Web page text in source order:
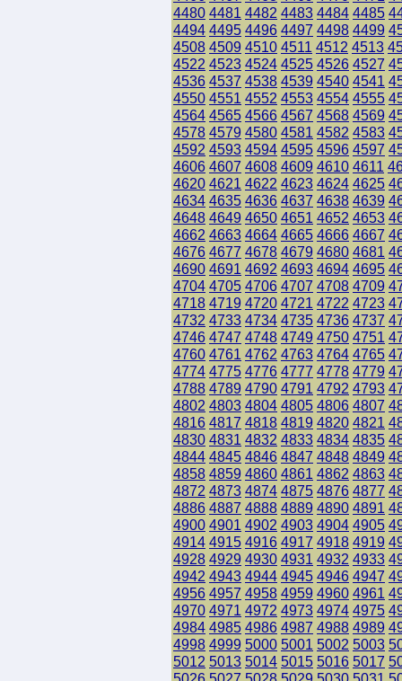
4480 4481 4482 4483 4484 4485
4494 4495 4496 4497 4498 4499
4508 4509 4510 4511 4512 4513
4522 4523 4524 4525 4526 4527
4536 4537 4538 4539 4540 4541
4550 4551 4552 4553 4554 4555
4564 4565 4566 4567 4568 4569
4578 4579 4580 4581 4582 4583
4592 4593 4594 4595 4596 4597
4606 4607 4608 4609 4610 4611
4620 4621 4622 4623 4624 4625
4634 4635 4636 4637 4638 4639
4648 4649 4650 4651 4652 4653
4662 4663 4664 4665 4666 4667
4676 4677 4678 4679 4680 4681
4690 4691 4692 4693 4694 4695
4704 4705 4706 4707 4708 4709
4718 4719 4720 4721 4722 4723
4732 4733 4734 4735 4736 4737
4746 4747 4748 4749 4750 4751
4760 4761 4762 4763 4764 4765
4774 4775 4776 4777 4778 4779
4788 4789 4790 4791 4792 4793
4802 4803 4804 4805 4806 4807
4816 4817 4818 4819 4820 4821
4830 4831 4832 4833 4834 4835
4844 4845 4846 4847 4848 4849
4858 4859 4860 4861 4862 4863
4872 4873 4874 4875 4876 4877
4886 4887 4888 4889 4890 4891
4900 4901 4902 4903 4904 4905
4914 4915 4916 4917 4918 4919
4928 4929 4930 4931 4932 4933
4942 4943 4944 4945 4946 4947
4956 4957 4958 4959 4960 4961
4970 4971 4972 4973 4974 4975
4984 4985 4986 4987 4988 4989
4998 4999 5000 5001 5002 5003
5012 5013 5014 5015 5016 5017